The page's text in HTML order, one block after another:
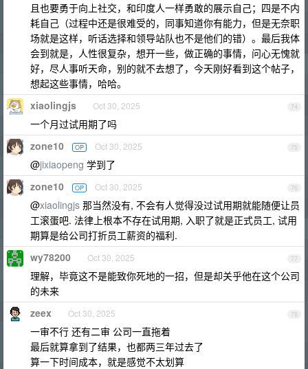
且也要勇于向上社交，和印度人一样勇敢的展示自己；四是不内
耗自己（过程中还是很难受的，同事知道你有能力，但是无奈职
场就是这样，听话选择和领导站队也不是他们的错）。最后我体
会到就是，人性很复杂，想开一些，做正确的事情，问心无愧就
好，尽人事听天命，别的就不去想了，今天刚好看到这个帖子，
想起这些事情，哈哈。
74
xiaolingjs Oct 30, 2025
一个月过试用期了吗
75
zone10 OP Oct 30, 2025
@jixiaopeng 学到了
76
zone10 OP Oct 30, 2025
@xiaolingjs 那当然没有, 不会有人觉得没过试用期就能随便让员
工滚蛋吧. 法律上根本不存在试用期, 入职了就是正式员工, 试用
期算是给公司打折员工薪资的福利.
77
wy78200 Oct 30, 2025
理解，毕竟这不是能致你死地的一招，但是却关乎他在这个公司
的未来
78
zeex Oct 30, 2025
一审不行 还有二审 公司一直拖着
最后就算拿到了结果，也都两三年过去了
算一下时间成本，就是感觉不太划算